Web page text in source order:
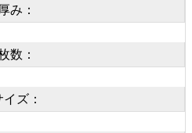
厚み：
数：
イズ：